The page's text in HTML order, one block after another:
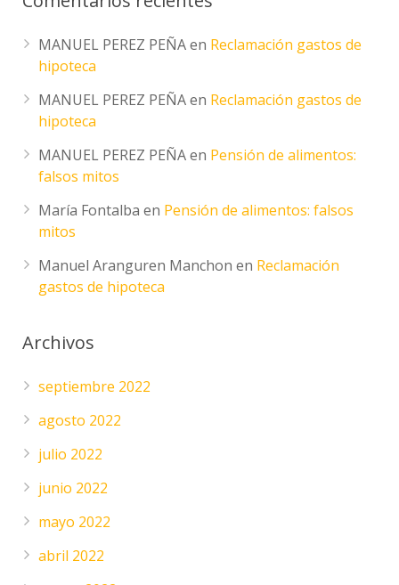
MANUEL PEREZ PEÑAen Reclamación gastos de
hipoteca
MANUEL PEREZ PEÑAen Reclamación gastos de
hipoteca
MANUEL PEREZ PEÑAen Pensión de alimentos:
falsos mitos
María Fontalba en Pensión de alimentos: falsos
mitos
Manuel Aranguren Manchon en Reclamación
gastos de hipoteca
Archivos
septiembre 2022
agosto 2022
julio 2022
junio 2022
mayo 2022
abril 2022